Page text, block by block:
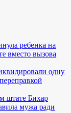
ребенка на
вместо вызова
одну
штате Бихар
мужа ради